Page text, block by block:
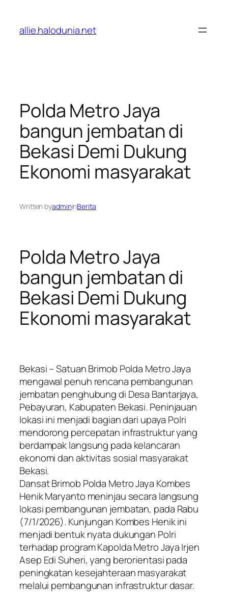
konten
allie.halodunia.net
Polda Metro Jaya
bangun jembatan di
Bekasi Demi Dukung
Ekonomi masyarakat
Written byadmininBerita
Polda Metro Jaya
bangun jembatan di
Bekasi Demi Dukung
Ekonomi masyarakat
Bekasi – Satuan Brimob Polda Metro Jaya
mengawal penuh rencana pembangunan
jembatan penghubung di Desa Bantarjaya,
Pebayuran, Kabupaten Bekasi. Peninjauan
lokasi ini menjadi bagian dari upaya Polri
mendorong percepatan infrastruktur yang
berdampak langsung pada kelancaran
ekonomi dan aktivitas sosial masyarakat
Bekasi.
Dansat Brimob Polda Metro Jaya Kombes
Henik Maryanto meninjau secara langsung
lokasi pembangunan jembatan, pada Rabu
(7/1/2026). Kunjungan Kombes Henik ini
menjadi bentuk nyata dukungan Polri
terhadap program Kapolda Metro Jaya Irjen
Asep Edi Suheri, yang berorientasi pada
peningkatan kesejahteraan masyarakat
melalui pembangunan infrastruktur dasar.